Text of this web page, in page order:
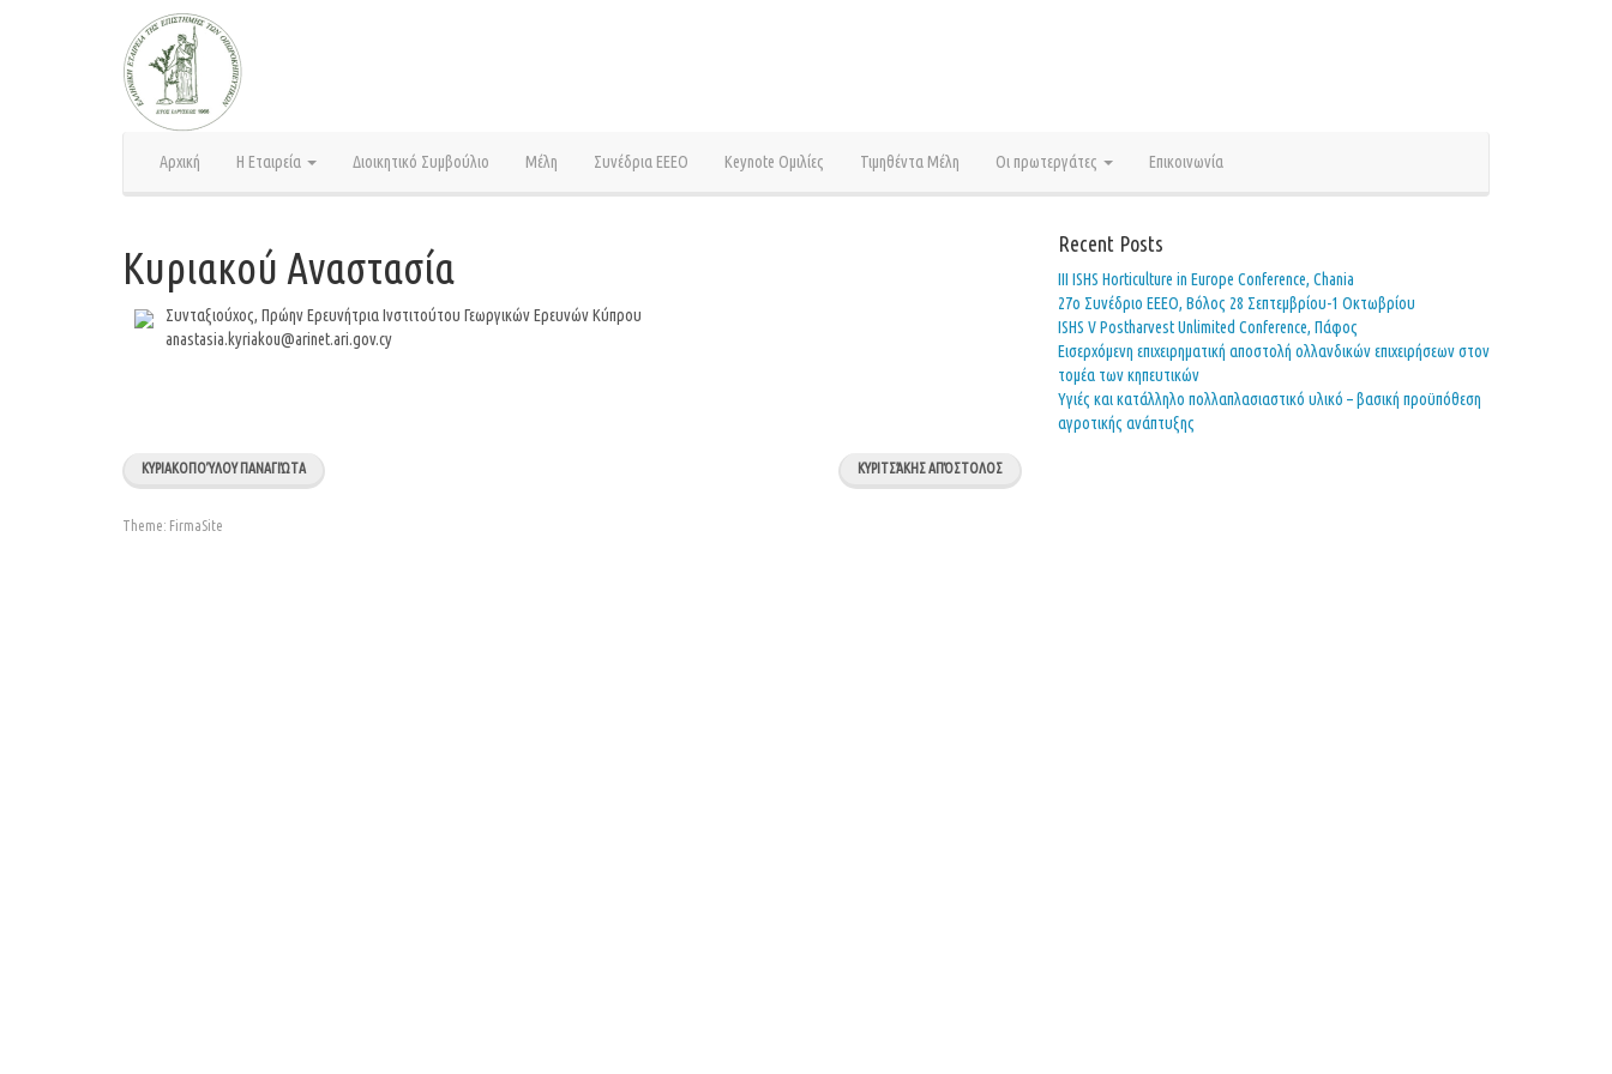
Αρχική Η Εταιρεία Διοικητικό Συμβούλιο Μέλη Συνέδρια ΕΕΕΟ Keynote Ομιλίες Τιμηθέντα Μέλη Οι πρωτεργάτες Επικοινωνία
Κυριακού Αναστασία
Συνταξιούχος, Πρώην Ερευνήτρια Ινστιτούτου Γεωργικών Ερευνών Κύπρου
anastasia.kyriakou@arinet.ari.gov.cy
ΚΥΡΙΤΣΆΚΗΣ ΑΠΌΣΤΟΛΟΣ
ΚΥΡΙΑΚΟΠΟΎΛΟΥ ΠΑΝΑΓΙΏΤΑ
Recent Posts
ΙΙΙ ISHS Horticulture in Europe Conference, Chania
27o Συνέδριο ΕΕΕΟ, Βόλος 28 Σεπτεμβρίου-1 Οκτωβρίου
ISHS V Postharvest Unlimited Conference, Πάφος
Εισερχόμενη επιχειρηματική αποστολή ολλανδικών επιχειρήσεων στον
τομέα των κηπευτικών
Υγιές και κατάλληλο πολλαπλασιαστικό υλικό – βασική προϋπόθεση
αγροτικής ανάπτυξης
Theme: FirmaSite